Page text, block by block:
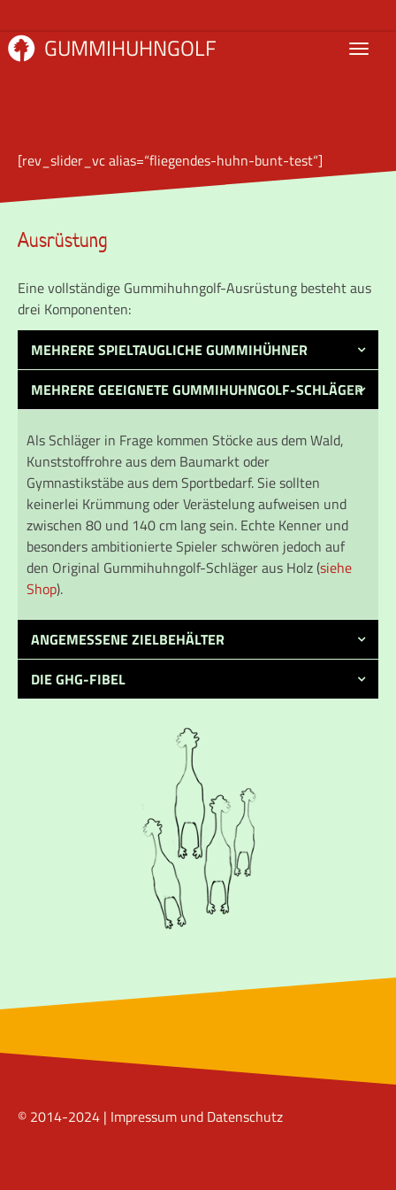
GUMMIHUHNGOLF
[rev_slider_vc alias=“fliegendes-huhn-bunt-test“]
Ausrüstung
Eine vollständige Gummihuhngolf-Ausrüstung besteht aus
drei Komponenten:
MEHRERE SPIELTAUGLICHE GUMMIHÜHNER
MEHRERE GEEIGNETE GUMMIHUHNGOLF-SCHLÄGER
Als Schläger in Frage kommen Stöcke aus dem Wald,
Kunststoffrohre aus dem Baumarkt oder
Gymnastikstäbe aus dem Sportbedarf. Sie sollten
keinerlei Krümmung oder Verästelung aufweisen und
zwischen 80 und 140 cm lang sein. Echte Kenner und
besonders ambitionierte Spieler schwören jedoch auf
den Original Gummihuhngolf-Schläger aus Holz (siehe
Shop).
ANGEMESSENE ZIELBEHÄLTER
DIE GHG-FIBEL
© 2014-2024 | Impressum und Datenschutz